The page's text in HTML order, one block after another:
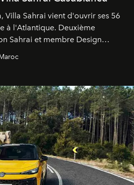
Villa Sahrai vient d'ouvrir ses 56
à l'Atlantique. Deuxième
Sahrai et membre Design
vie complet. On y a déjeuné…